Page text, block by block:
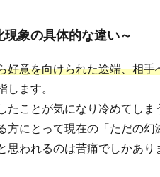
象の具体的な違い～
好意を向けられた途端、相手
します。
ことが気になり冷めてしま
方にとって現在の「ただの幻
われるのは苦痛でしかあり